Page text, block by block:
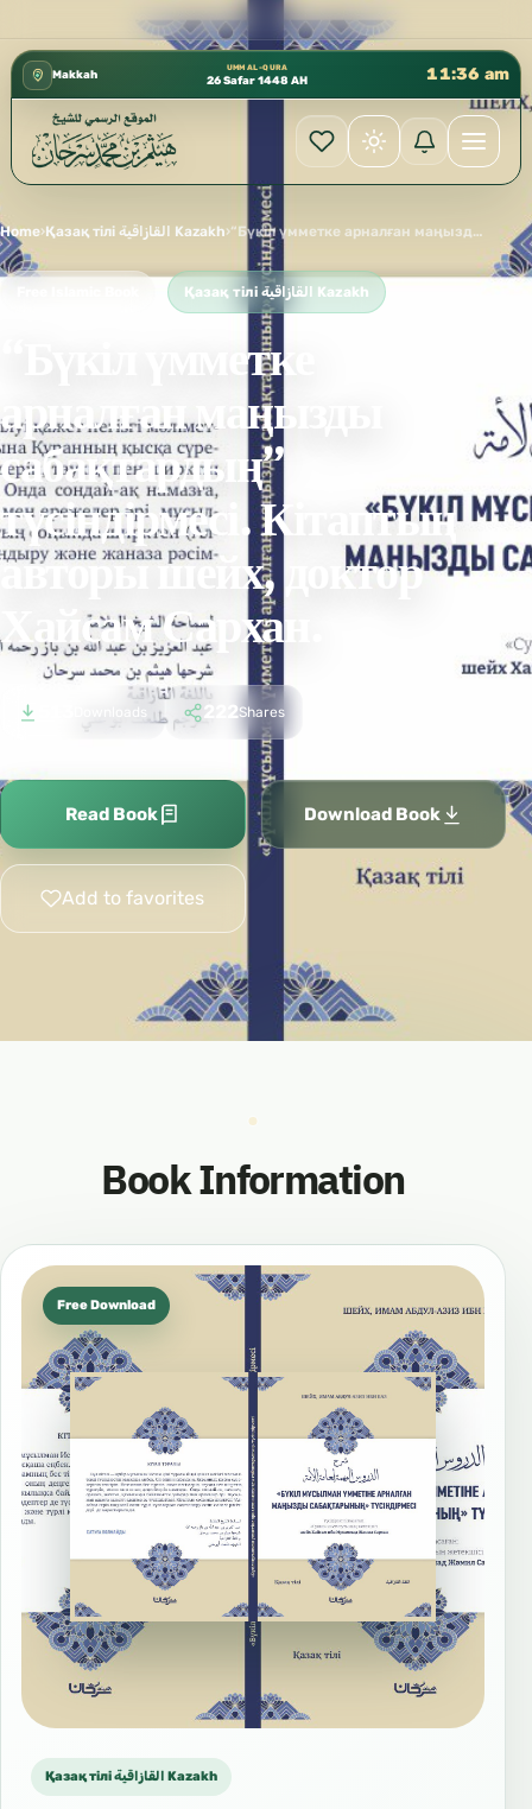
Makkah
UMM AL-QURA
26 Safar 1448 AH 11:36 am
Home› Қазақ тілі القازاقية Kazakh› “Бүкіл үмметке арналған маңызды сабақтардың” түсіндірмесі. Кітаптың авторы шейх, доктор Хайсам Сархан.
Қазақ тілі القازاقية Kazakh
“Бүкіл үмметке
арналған маңызды
сабақтардың”
түсіндірмесі. Кітаптың
авторы шейх, доктор
Хайсам Сархан.
Downloads 222Shares
Read Book Download Book
Add to favorites
Book Information
Free Download
Қазақ тілі القازاقية Kazakh